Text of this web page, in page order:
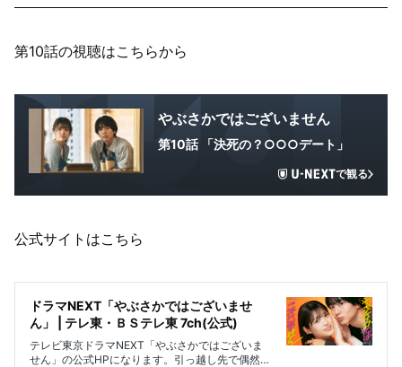
第10話の視聴はこちらから
やぶさかではございません
第10話 「決死の？○○○デート」
で観る
公式サイトはこちら
ドラマNEXT「やぶさかではございませ
ん」 | テレ東・ＢＳテレ東 7ch(公式)
テレビ東京ドラマNEXT「やぶさかではございま
せん」の公式HPになります。引っ越し先で偶然見